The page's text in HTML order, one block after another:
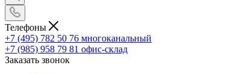
Телефоны
+7 (495) 782 50 76 многоканальный
+7 (985) 958 79 81 офис-склад
Заказать звонок